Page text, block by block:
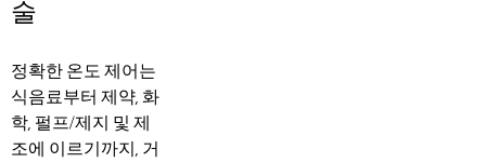
술
정확한 온도 제어는
식음료부터 제약, 화
학, 펄프/제지 및 제
조에 이르기까지, 거